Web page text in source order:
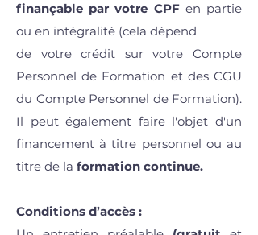
finançable par votre CPFen partie
ou en intégralité (cela dépend
de votre crédit sur votre Compte
Personnel de Formation et des CGU
du Compte Personnel de Formation).
Il peut également faire l'objet d'un
financement à titre personnel ou au
titre de la formation continue.
Conditions d’accès :